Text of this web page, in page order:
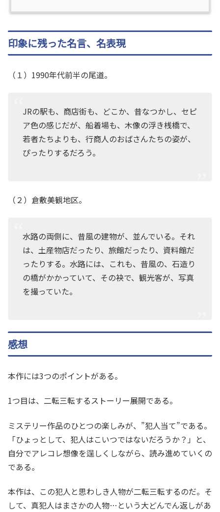
印象に残った名言、名表現
（１）1990年代前半の尾道。
JRの駅も、商店街も、どこか、昔なつかし、セピ
ア色の感じだが、船着場も、木像の浮き桟橋で、
若者たちよりも、行商人のおばさんたちの姿が、
ぴったりするだろう。
（２）倉敷美観地区。
水路の両側に、昔風の建物が、並んでいる。それ
は、土産物店だったり、旅館だったり、資料館だ
ったりする。水路には、これも、昔風の、石造り
の橋がかかっていて、その袂で、観光客が、写真
を撮っていた。
感想
本作には3つのポイントがある。
1つ目は、二転三転するストーリー展開である。
ミステリー作品のひとつの楽しみが、”犯人当て”である。
「ひょっとして、犯人はこいつではないだろうか？」と、
自分でアレコレ想像を逞しくしながら、読み進めていくの
である。
本作は、この犯人と思わしき人物が二転三転するのだ。そ
して、真犯人はまさかの人物…という大どんでん返しがあ